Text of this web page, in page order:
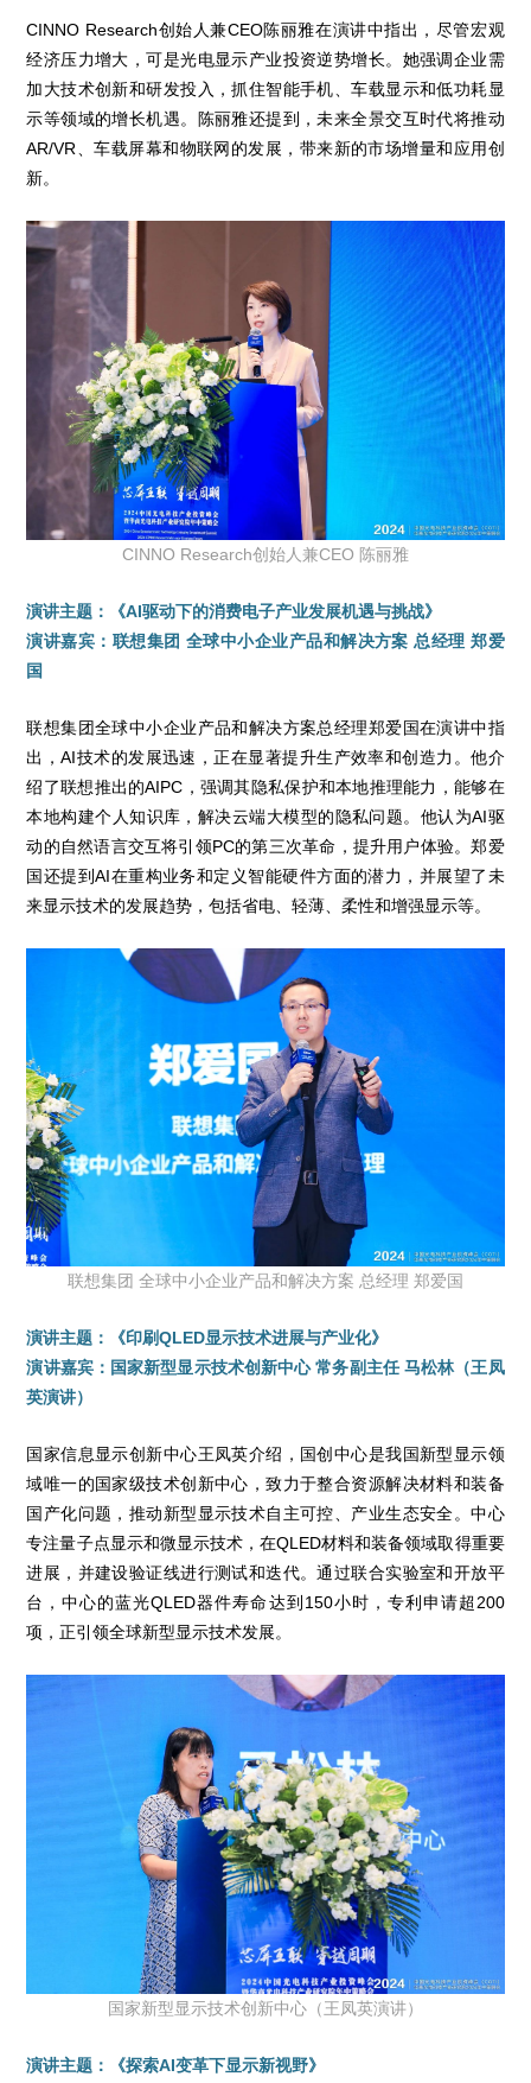
CINNO Research创始人兼CEO陈丽雅在演讲中指出，尽管宏观
经济压力增大，可是光电显示产业投资逆势增长。她强调企业需
加大技术创新和研发投入，抓住智能手机、车载显示和低功耗显
示等领域的增长机遇。陈丽雅还提到，未来全景交互时代将推动
AR/VR、车载屏幕和物联网的发展，带来新的市场增量和应用创
新。
CINNO Research创始人兼CEO 陈丽雅
演讲主题：《AI驱动下的消费电子产业发展机遇与挑战》
演讲嘉宾：联想集团 全球中小企业产品和解决方案 总经理 郑爱
国
联想集团全球中小企业产品和解决方案总经理郑爱国在演讲中指
出，AI技术的发展迅速，正在显著提升生产效率和创造力。他介
绍了联想推出的AIPC，强调其隐私保护和本地推理能力，能够在
本地构建个人知识库，解决云端大模型的隐私问题。他认为AI驱
动的自然语言交互将引领PC的第三次革命，提升用户体验。郑爱
国还提到AI在重构业务和定义智能硬件方面的潜力，并展望了未
来显示技术的发展趋势，包括省电、轻薄、柔性和增强显示等。
联想集团 全球中小企业产品和解决方案 总经理 郑爱国
演讲主题：《印刷QLED显示技术进展与产业化》
演讲嘉宾：国家新型显示技术创新中心 常务副主任 马松林（王凤
英演讲）
国家信息显示创新中心王凤英介绍，国创中心是我国新型显示领
域唯一的国家级技术创新中心，致力于整合资源解决材料和装备
国产化问题，推动新型显示技术自主可控、产业生态安全。中心
专注量子点显示和微显示技术，在QLED材料和装备领域取得重要
进展，并建设验证线进行测试和迭代。通过联合实验室和开放平
台，中心的蓝光QLED器件寿命达到150小时，专利申请超200
项，正引领全球新型显示技术发展。
国家新型显示技术创新中心（王凤英演讲）
演讲主题：《探索AI变革下显示新视野》